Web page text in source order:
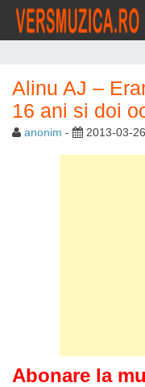
Alinu AJ –
16 ani si doi
anonim - 2013-03-26
Abonare la